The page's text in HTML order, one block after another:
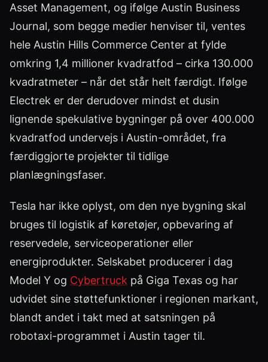
Asset Management, og ifølge Austin Business
Journal, som begge medier henviser til, ventes
hele Austin Hills Commerce Center at fylde
omkring 1,4 millioner kvadratfod – cirka 130.000
kvadratmeter – når det står helt færdigt. Ifølge
Electrek er der derudover mindst et dusin
lignende spekulative bygninger på over 400.000
kvadratfod undervejs i Austin-området, fra
færdiggjorte projekter til tidlige
planlægningsfaser.
Tesla har ikke oplyst, om den nye bygning skal
bruges til logistik af køretøjer, opbevaring af
reservedele, serviceoperationer eller
energiprodukter. Selskabet producerer i dag
Model Y og Cybertruck på Giga Texas og har
udvidet sine støttefunktioner i regionen markant,
blandt andet i takt med at satsningen på
robotaxi-programmet i Austin tager til.